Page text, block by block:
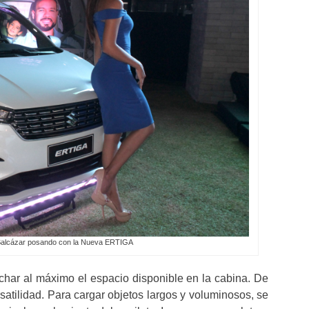
posando con la Nueva ERTIGA
al máximo el espacio disponible en la cabina. De
Para cargar objetos largos y voluminosos, se